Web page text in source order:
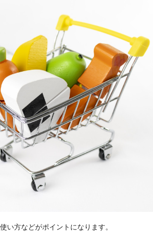
い方などがポイントになります。